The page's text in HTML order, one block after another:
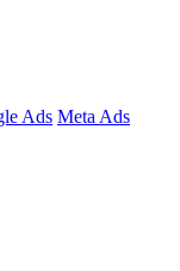
Ads Meta Ads